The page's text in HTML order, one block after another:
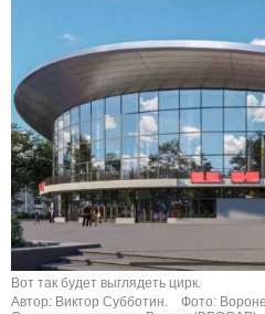
Вот так будет выглядеть цирк.
Автор: Виктор Субботин.
Фото: